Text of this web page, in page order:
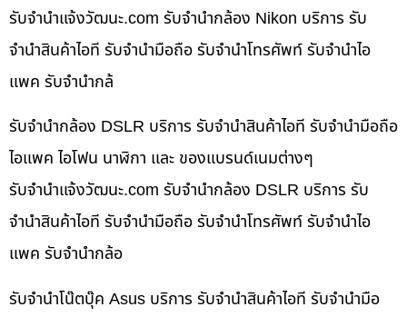
รับจํานําแจ้งวัฒนะ.com รับจำนำกล้อง Nikon บริการ รับ
จำนำสินค้าไอที รับจำนำมือถือ รับจำนำโทรศัพท์ รับจำนำไอ
แพค รับจำนำกล้
รับจำนำกล้อง DSLR บริการ รับจำนำสินค้าไอที รับจำนำมือถือ
ไอแพค ไอโฟน นาฬิกา และ ของแบรนด์เนมต่างๆ
รับจํานําแจ้งวัฒนะ.com รับจำนำกล้อง DSLR บริการ รับ
จำนำสินค้าไอที รับจำนำมือถือ รับจำนำโทรศัพท์ รับจำนำไอ
แพค รับจำนำกล้อ
รับจำนำโน๊ตบุ๊ค Asus บริการ รับจำนำสินค้าไอที รับจำนำมือ